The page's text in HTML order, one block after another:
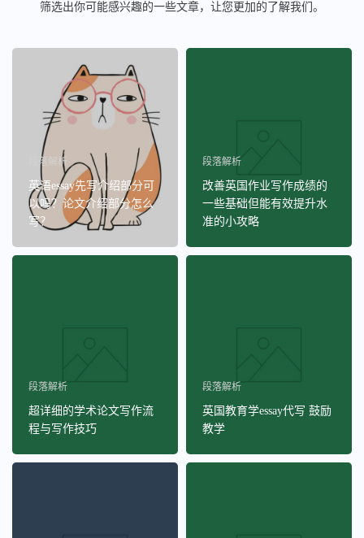
筛选出你可能感兴趣的一些文章，让您更加的了解我们。
段落解析
英语essay先写介绍部分可
以吗？论文介绍部分怎么
写？
段落解析
改善英国作业写作成绩的
一些基础但能有效提升水
准的小攻略
段落解析
超详细的学术论文写作流
程与写作技巧
段落解析
英国教育学essay代写 鼓励
教学